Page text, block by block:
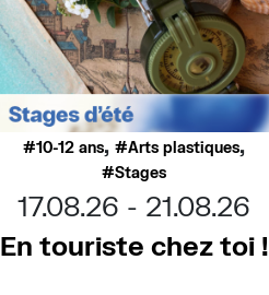
10-12 ans, Arts plastiques,
Stages
17.08.26
21.08.26
En touriste chez toi !